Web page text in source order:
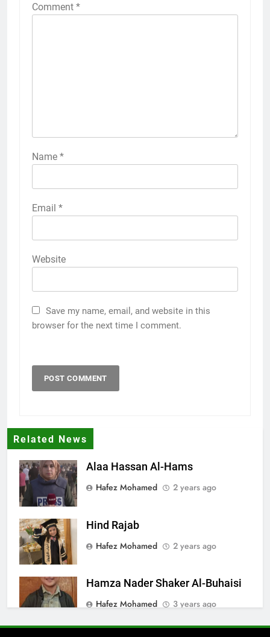
Comment *
Name *
Email *
Website
Save my name, email, and website in this
browser for the next time I comment.
Related News
Alaa Hassan Al-Hams
Hafez Mohamed
2 years ago
Hind Rajab
Hafez Mohamed
2 years ago
Hamza Nader Shaker Al-Buhaisi
Hafez Mohamed
3 years ago